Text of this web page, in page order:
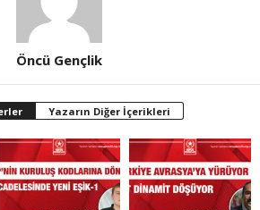
Öncü Gençlik
Yazarın Diğer İçerikleri